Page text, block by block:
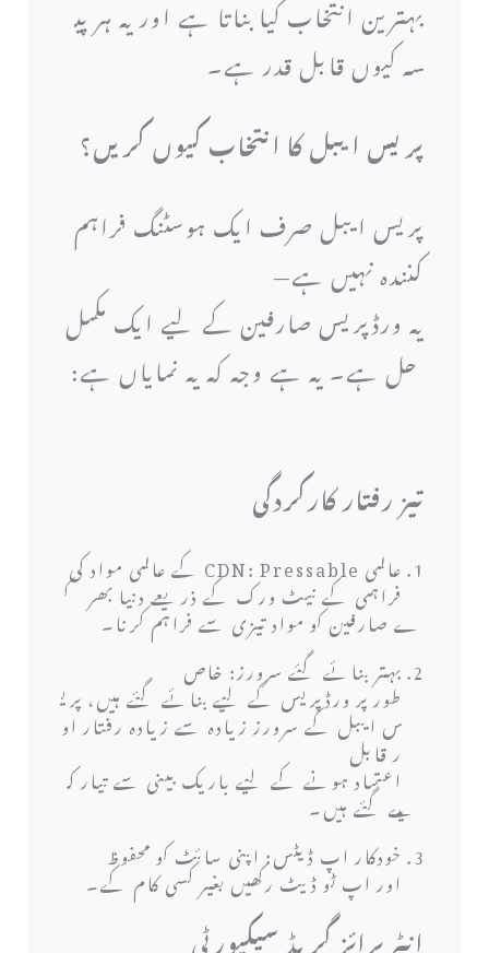
بہترین انتخاب کیا بناتا ہے اور یہ ہر پی
سہ کیوں قابل قدر ہے۔
پریس ایبل کا انتخاب کیوں کریں؟
پریس ایبل صرف ایک ہوسٹنگ فراہم
کنندہ نہیں ہے—
یہ ورڈپریس صارفین کے لیے ایک مکمل
حل ہے۔ یہ ہے وجہ کہ یہ نمایاں ہے:
تیز رفتار کارکردگی
عالمی CDN: Pressable کے عالمی مواد کی
فراہمی کے نیٹ ورک کے ذریعے دنیا بھر ک
ے صارفین کو مواد تیزی سے فراہم کرنا۔
بہتر بنائے گئے سرورز: خاص
طور پر ورڈپریس کے لیے بنائے گئے ہیں، پری
س ایبل کے سرورز زیادہ سے زیادہ رفتار او
ر قابل
اعتماد ہونے کے لیے باریک بینی سے تیار ک
یے گئے ہیں۔
خودکار اپ ڈیٹس: اپنی سائٹ کو محفوظ
اور اپ ٹو ڈیٹ رکھیں بغیر کسی کام کے۔
انٹرپرائز گریڈ سیکیورٹی